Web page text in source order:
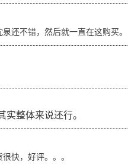
还不错，然后就一直在这购买。
实整体来说还行。
快，好评。。。